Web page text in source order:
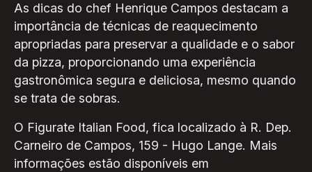
As dicas do chef Henrique Campos destacam a
importância de técnicas de reaquecimento
apropriadas para preservar a qualidade e o sabor
da pizza, proporcionando uma experiência
gastronômica segura e deliciosa, mesmo quando
se trata de sobras.
O Figurate Italian Food, fica localizado à R. Dep.
Carneiro de Campos, 159 - Hugo Lange. Mais
informações estão disponíveis em